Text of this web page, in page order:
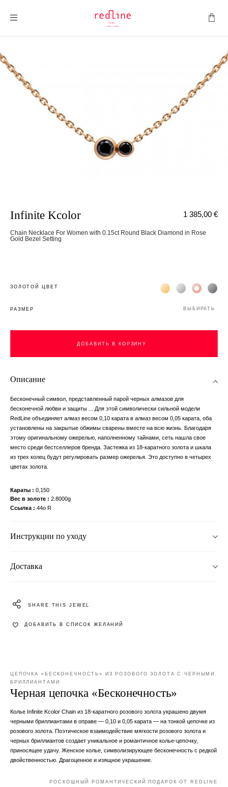
Infinite Kcolor
Chain Necklace For Women with 0.15ct Round Black Diamond in Rose
Gold Bezel Setting
1 385,00 €
ЗОЛОТОЙ ЦВЕТ Жёлтое золото 18К
Белое золото
Розовое
РАЗМЕР ВЫБИРАТЬ
ДОБАВИТЬ В КОРЗИНУ
ДОБАВИТЬ В КОРЗИНУ
Описание
Бесконечный символ, представленный парой черных алмазов для
бесконечной любви и защиты ... Для этой символически сильной модели
RedLine объединяет алмаз весом 0,10 карата в алмаз весом 0,05 карата, оба
установлены на закрытые обжимы сварены вместе на всю жизнь. Благодаря
этому оригинальному ожерелью, наполненному тайнами, сеть нашла свое
место среди бестселлеров бренда. Застежка из 18-каратного золота и шкала
из трех колец будут регулировать размер ожерелья. Это доступно в четырех
цветах золота.
Караты
0,150
Вес в золоте
2.8000g
Ссылка
44o R
Инструкции по уходу
Доставка
SHARE THIS JEWEL
ДОБАВИТЬ В СПИСОК ЖЕЛАНИЙ
ЦЕПОЧКА «БЕСКОНЕЧНОСТЬ» ИЗ РОЗОВОГО ЗОЛОТА С ЧЕРНЫМИ
БРИЛЛИАНТАМИ
Черная цепочка «Бесконечность»
Колье Infinite Kcolor Chain из 18-каратного розового золота украшено двумя
черными бриллиантами в оправе — 0,10 и 0,05 карата — на тонкой цепочке из
розового золота. Поэтическое взаимодействие мягкости розового золота и
черных бриллиантов создает уникальное и романтичное колье-цепочку,
приносящее удачу. Женское колье, символизирующее бесконечность с редкой
двойственностью. Драгоценное и изящное украшение.
РОСКОШНЫЙ РОМАНТИЧЕСКИЙ ПОДАРОК ОТ REDLINE